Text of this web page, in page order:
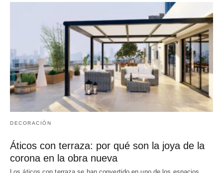
DECORACIÓN
Áticos con terraza: por qué son la joya de la
corona en la obra nueva